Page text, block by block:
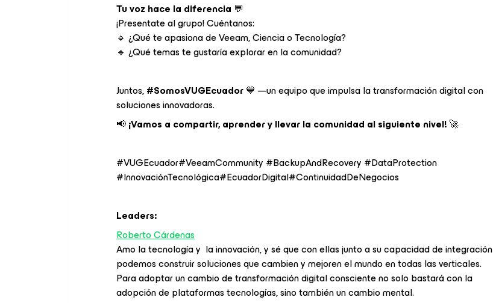
Tu voz hace la diferencia 💬
¡Presentate al grupo! Cuéntanos:
🔹 ¿Qué te apasiona de Veeam, Ciencia o Tecnología?
🔹 ¿Qué temas te gustaría explorar en la comunidad?
Juntos,#SomosVUGEcuador💙 —un equipo que impulsa la transformación digital con
soluciones innovadoras.
📢¡Vamos a compartir, aprender y llevar la comunidad al siguiente nivel!🚀
#VUGEcuador#VeeamCommunity #BackupAndRecovery #DataProtection
#InnovaciónTecnológica#EcuadorDigital#ContinuidadDeNegocios
Leaders:
Roberto Cárdenas
Amo la tecnología y la innovación, y sé que con ellas junto a su capacidad de integración
podemos construir soluciones que cambien y mejoren el mundo en todas las verticales.
Para adoptar un cambio de transformación digital consciente no solo bastará con la
adopción de plataformas tecnologías, sino también un cambio mental.